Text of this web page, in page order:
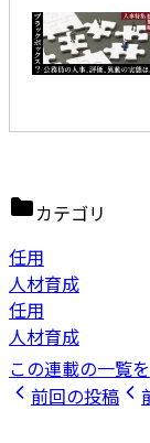
カテゴリ
任用
人材育成
任用
人材育成
この連載の一覧
前回の投稿